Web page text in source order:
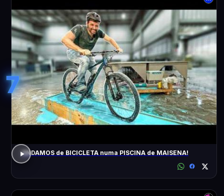
7
ANDAMOS de BICICLETA numa PISCINA de MAISENA!